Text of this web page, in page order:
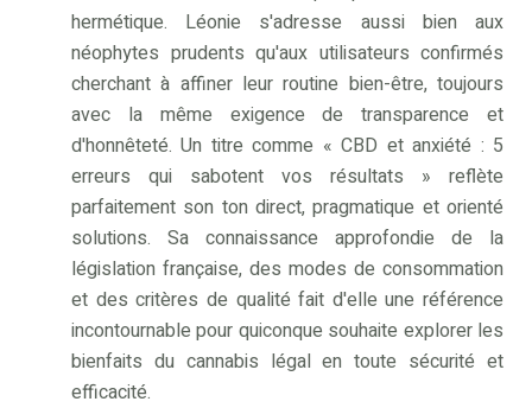
hermétique. Léonie s'adresse aussi bien aux
néophytes prudents qu'aux utilisateurs confirmés
cherchant à affiner leur routine bien-être, toujours
avec la même exigence de transparence et
d'honnêteté. Un titre comme « CBD et anxiété : 5
erreurs qui sabotent vos résultats » reflète
parfaitement son ton direct, pragmatique et orienté
solutions. Sa connaissance approfondie de la
législation française, des modes de consommation
et des critères de qualité fait d'elle une référence
incontournable pour quiconque souhaite explorer les
bienfaits du cannabis légal en toute sécurité et
efficacité.